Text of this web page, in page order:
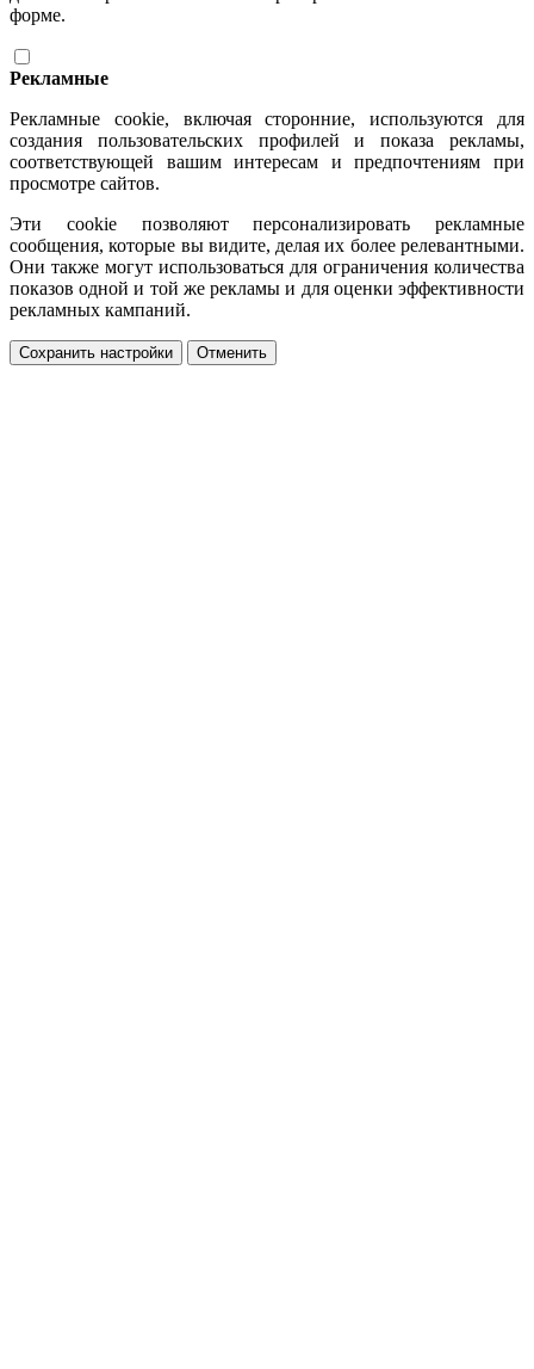
форме.
Рекламные
Рекламные cookie, включая сторонние, используются для
создания пользовательских профилей и показа рекламы,
соответствующей вашим интересам и предпочтениям при
просмотре сайтов.
Эти cookie позволяют персонализировать рекламные
сообщения, которые вы видите, делая их более релевантными.
Они также могут использоваться для ограничения количества
показов одной и той же рекламы и для оценки эффективности
рекламных кампаний.
Сохранить настройки Отменить